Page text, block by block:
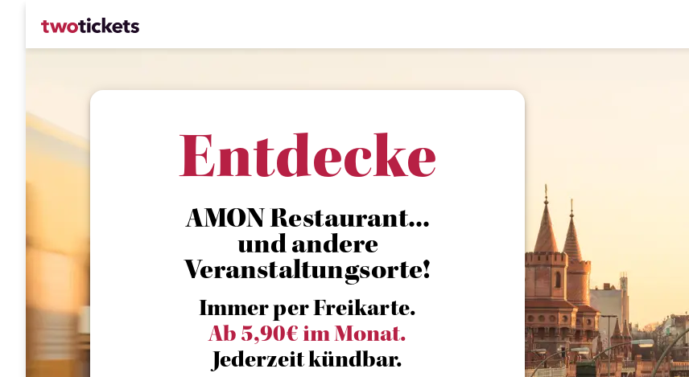
Entdecke
AMON Restaurant...
und andere
Veranstaltungsorte!
Immer per Freikarte.
Ab 5,90€ im Monat.
Jederzeit kündbar.